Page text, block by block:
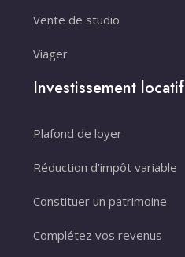
Vente de studio
Viager
Investissement locatif
Plafond de loyer
Réduction d’impôt variable
Constituer un patrimoine
Complétez vos revenus